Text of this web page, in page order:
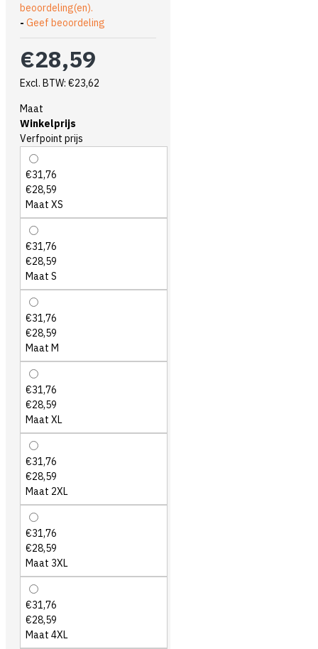
beoordeling(en).
- Geef beoordeling
€28,59
Excl. BTW: €23,62
Maat
Winkelprijs
Verfpoint prijs
€31,76
€28,59
Maat XS
€31,76
€28,59
Maat S
€31,76
€28,59
Maat M
€31,76
€28,59
Maat XL
€31,76
€28,59
Maat 2XL
€31,76
€28,59
Maat 3XL
€31,76
€28,59
Maat 4XL